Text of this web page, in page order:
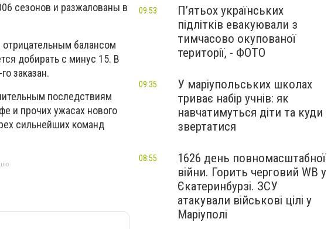
сезонов и разжалованы в
балансом
добирать с минус 15. В
заказан.
последствиям
и прочих ужасах нового
сильнейших команд
П’ятьох українських
підлітків евакуювали з
тимчасово окупованої
території, - ФОТО
09:53
У маріупольських школах
триває набір учнів: як
навчатимуться діти та куди
звертатися
09:35
1626 день повномасштабної
війни. Горить черговий WB у
Єкатеринбурзі. ЗСУ
атакували військові цілі у
Маріуполі
08:55